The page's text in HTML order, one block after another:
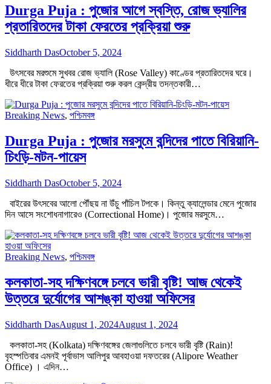
Durga Puja : পুজোর আগে স্বস্তি, রোজ ভ্যালির
প্রতারিতদের টাকা ফেরতের প্রক্রিয়া শুরু
Siddharth DasOctober 5, 2024
উৎসবের মরশুমে সুখবর রোজ ভ্যালি (Rose Valley) কাণ্ডের প্রতারিতদের ঘরে।
ধীরে ধীরে টাকা ফেরতের প্রক্রিয়া শুরু করল কেন্দ্রীয় তদন্তকারী…
Breaking News, পশ্চিমবঙ্গ
Durga Puja : পুজোর মরসুমে বন্দিদের পাতে বিরিয়ানি-
চিংড়ি-মটন-পায়েস
Siddharth DasOctober 5, 2024
বাইরের উৎসবের আলো পৌঁছয় না উঁচু পাঁচিল টপকে। কিন্তু ক্যালেন্ডার মেনে পুজোর
দিন আসে সংশোধনাগারেও (Correctional Home)। পুজোর মরসুমে…
Breaking News, পশ্চিমবঙ্গ
কলকাতা-সহ দক্ষিণবঙ্গে চলবে ভারী বৃষ্টি! আজ থেকেই
উত্তরে দুর্যোগের আশঙ্কা হাওয়া অফিসের
Siddharth DasAugust 1, 2024August 1, 2024
কলকাতা-সহ (Kolkata) দক্ষিণবঙ্গের জেলাগুলিতে চলবে ভারী বৃষ্টি (Rain)!
বৃহস্পতিবার এমনই পূর্বাভাস আলিপুর আবহাওয়া দফতরের (Alipore Weather
Office) । এদিন…